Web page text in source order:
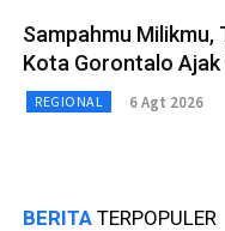
Sampahmu Milikmu,
Kota Gorontalo Ajak
REGIONAL 6 Agt 2026
BERITA TERPOPULER